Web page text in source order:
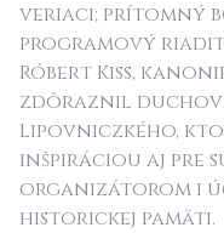
veriaci; prítomný
programový
Róbert Kiss,
zdôraznil
Lipovniczkého,
inšpiráciou aj pre
organizátorom i
historickej pamäti.